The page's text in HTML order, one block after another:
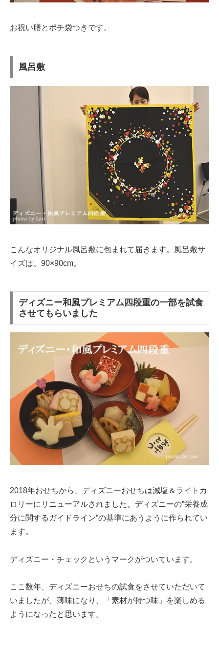
お祝い膳とポチ袋つきです。
風呂敷
こんなオリジナル風呂敷に包まれて届きます。風呂敷サ
イズは、90×90cm。
ディズニー和風プレミアム四段重の一部を試食
させてもらいました
2018年おせちから、ディズニーおせちは減塩＆ライトカ
ロリーにリニューアルされました。ディズニーの”栄養成
分に関するガイドライン”の基準にあうように作られてい
ます。
ディズニー・チェックというマークがついています。
ここ数年、ディズニーおせちの試食をさせていただいて
いましたが、薄味になり、「素材が持つ味」を楽しめる
ようになったと思います。